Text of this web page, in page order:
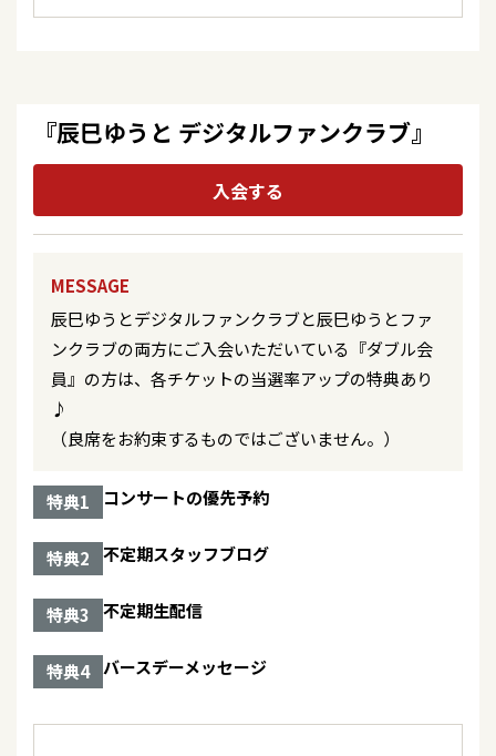
「ロンリー・ジェネレーション」（DEFタイプ）
2026/06/28
渡邉景日 8/23(日) N.B.L×辰巳ゆうとプロデュース
香水「MISTY WOOD」司会進行のお知らせ
2026/06/28 イベント
ス香水「MISTY WOOD」お渡し会イベント開催決
定！
2026/06/26 キャンペーン
6/27「ロンリー・ジェネレーション」会場購入特
典のお知らせ
2026/06/26
「辰巳ゆうと」新グッズ情報!!!
2026/06/26
6/27(土)「辰巳ゆうとコンサートツアー2026」（海
老名公演）当日券・CDグッズ先行販売&ファンク
ラブ入会キャンペーンのお知らせ
NHK BSP4K「新BS日本のうた」※再放送
BSテレ東 「MUSIC AWARDS JAPAN 2026 演歌・
歌謡曲 LIVE[最優秀演歌・歌謡曲 楽曲賞 授賞式]」
2026/06/29 ラジオ
STVラジオ「特選！うたわたり～辰巳ゆうとチカ
ライッパイ喋ります！！」
NHK BSP4K「新BS日本のうた」※再放送
2026/06/27 ラジオ
STVラジオ「ごきげんようじ」
2026/06/27
『辰巳ゆうとコンサート2026』＜神奈川県/海老名
『辰巳ゆうと デジタルファンクラブ』
入会する
MESSAGE
辰巳ゆうとデジタルファンクラブと辰巳ゆうとファ
ンクラブの両方にご入会いただいている『ダブル会
員』の方は、各チケットの当選率アップの特典あり
♪
（良席をお約束するものではございません。）
特典1 コンサートの優先予約
特典2 不定期スタッフブログ
特典3 不定期生配信
特典4 バースデーメッセージ